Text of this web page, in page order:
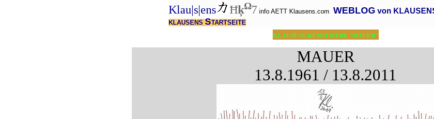
Klau|s|ens ĦķΩ7 info AETT Klausens.com WEBLOG von
KLAUSENS STARTSEITE
KLAUSENS KUNSTWERk "MAUER"
MAUER
13.8.1961 / 13.8.2011